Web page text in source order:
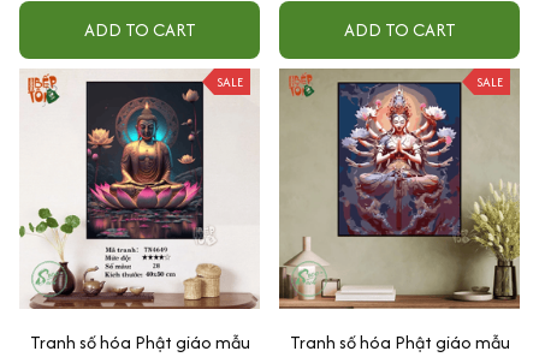
ADD TO CART ADD TO CART
SALE
Tranh số hóa Phật giáo mẫu
SALE
Tranh số hóa Phật giáo mẫu